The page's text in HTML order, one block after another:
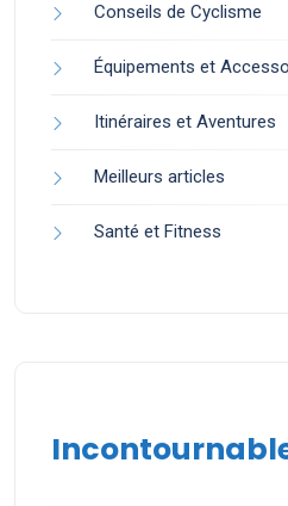
Conseils de Cyclisme
Équipements et
Itinéraires et Aventures
Meilleurs articles
Santé et Fitness